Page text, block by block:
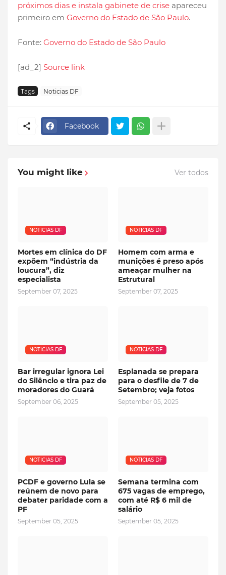
próximos dias e instala gabinete de crise apareceu
primeiro em Governo do Estado de São Paulo.
Fonte: Governo do Estado de São Paulo
[ad_2] Source link
Tags Noticias DF
Facebook
You might like Ver todos
NOTICIAS DF
Mortes em clínica do DF
expõem “indústria da
loucura”, diz
especialista
September 07, 2025
NOTICIAS DF
Homem com arma e
munições é preso após
ameaçar mulher na
Estrutural
September 07, 2025
NOTICIAS DF
Bar irregular ignora Lei
do Silêncio e tira paz de
moradores do Guará
September 06, 2025
NOTICIAS DF
Esplanada se prepara
para o desfile de 7 de
Setembro; veja fotos
September 05, 2025
NOTICIAS DF
PCDF e governo Lula se
reúnem de novo para
debater paridade com a
PF
September 05, 2025
NOTICIAS DF
Semana termina com
675 vagas de emprego,
com até R$ 6 mil de
salário
September 05, 2025